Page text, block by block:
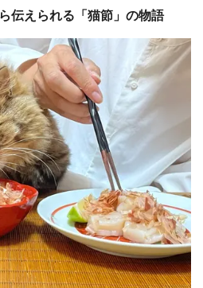
伝えられる「猫節」の物語